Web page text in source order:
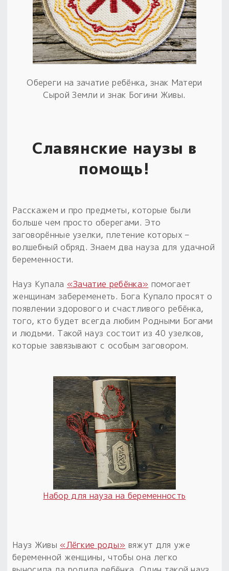
Обереги на зачатие ребёнка, знак Матери
Сырой Земли и знак Богини Живы.
Славянские наузы в
помощь!
Расскажем и про предметы, которые были
больше чем просто оберегами. Это
заговорённые узелки, плетение которых –
волшебный обряд. Знаем два науза для удачной
беременности.
Науз Купала «Зачатие ребёнка» помогает
женщинам забеременеть. Бога Купало просят о
появлении здорового и счастливого ребёнка,
того, кто будет всегда любим Родными Богами
и людьми. Такой науз состоит из 40 узелков,
которые завязывают с особым заговором.
Набор для науза на беременность
Науз Живы «Лёгкие роды» вяжут для уже
беременной женщины, чтобы она легко